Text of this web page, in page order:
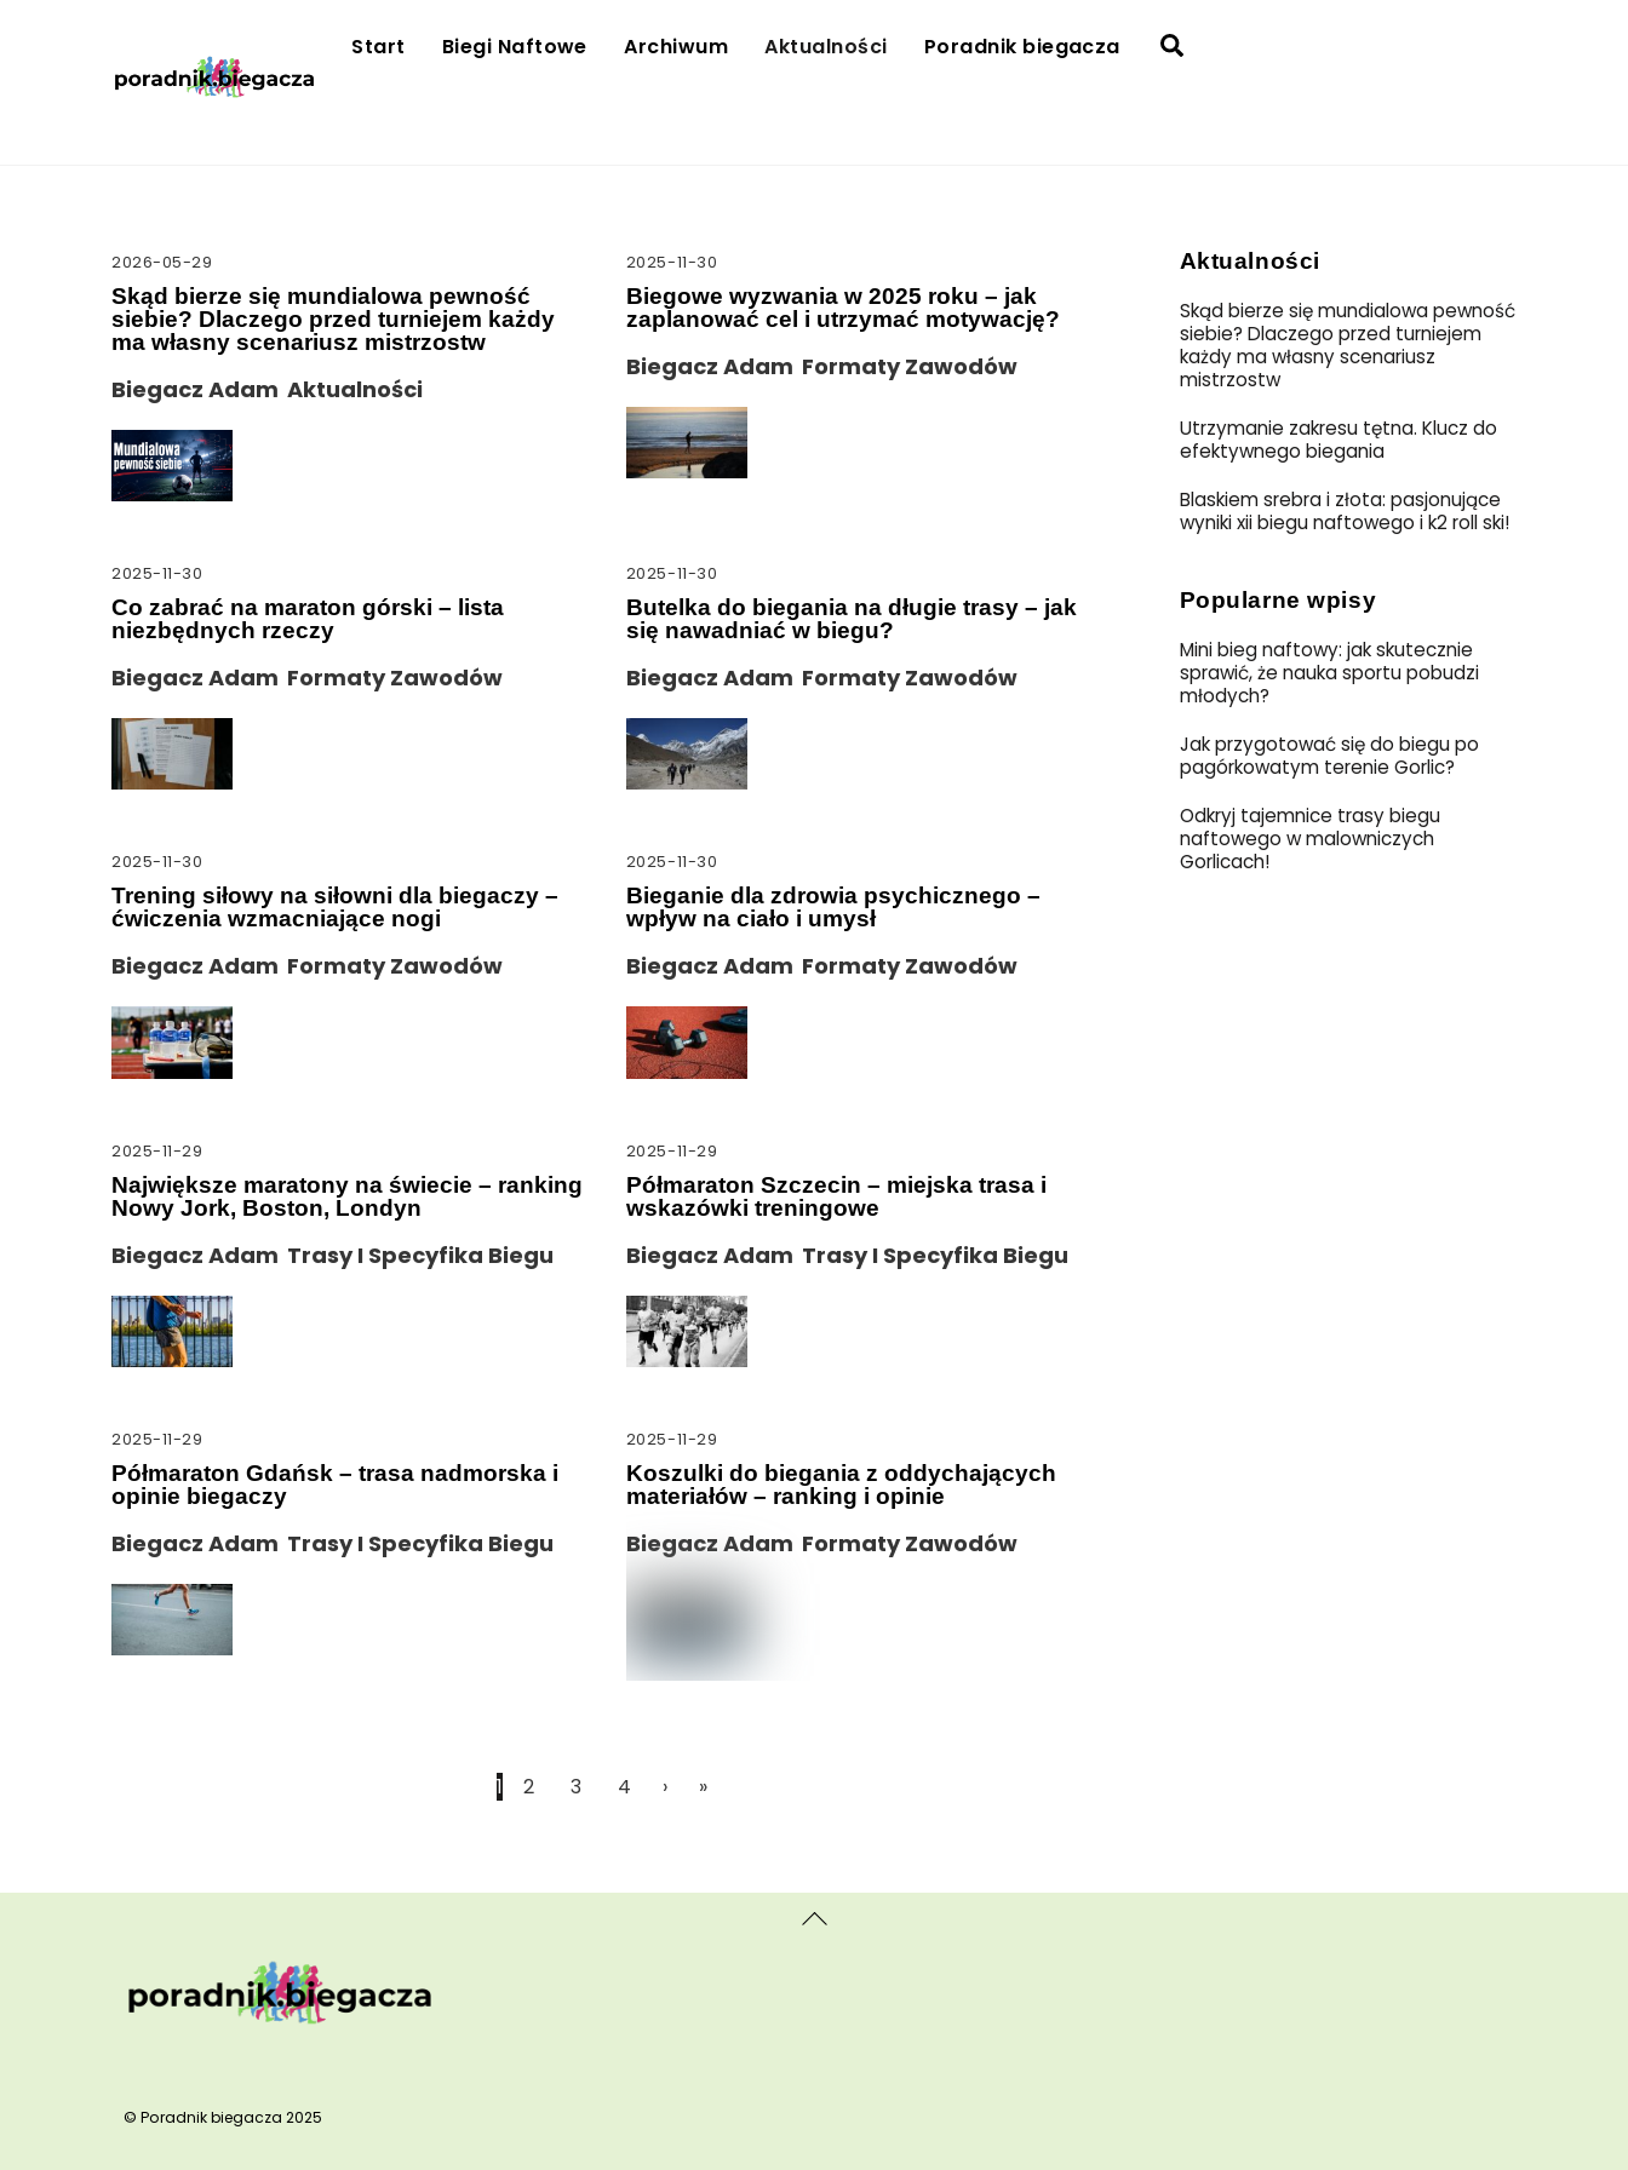
Search
Start Biegi Naftowe Archiwum Aktualności Poradnik biegacza
2026-05-29
Skąd bierze się mundialowa pewność
siebie? Dlaczego przed turniejem każdy
ma własny scenariusz mistrzostw
Biegacz Adam Aktualności
2025-11-30
Biegowe wyzwania w 2025 roku – jak
zaplanować cel i utrzymać motywację?
Biegacz Adam Formaty Zawodów
2025-11-30
Co zabrać na maraton górski – lista
niezbędnych rzeczy
Biegacz Adam Formaty Zawodów
2025-11-30
Butelka do biegania na długie trasy – jak
się nawadniać w biegu?
Biegacz Adam Formaty Zawodów
2025-11-30
Trening siłowy na siłowni dla biegaczy –
ćwiczenia wzmacniające nogi
Biegacz Adam Formaty Zawodów
2025-11-30
Bieganie dla zdrowia psychicznego –
wpływ na ciało i umysł
Biegacz Adam Formaty Zawodów
2025-11-29
Największe maratony na świecie – ranking
Nowy Jork, Boston, Londyn
Biegacz Adam Trasy I Specyfika Biegu
2025-11-29
Półmaraton Szczecin – miejska trasa i
wskazówki treningowe
Biegacz Adam Trasy I Specyfika Biegu
2025-11-29
Półmaraton Gdańsk – trasa nadmorska i
opinie biegaczy
Biegacz Adam Trasy I Specyfika Biegu
2025-11-29
Koszulki do biegania z oddychających
materiałów – ranking i opinie
Biegacz Adam Formaty Zawodów
1 2 3 4 › »
Aktualności
Skąd bierze się mundialowa pewność
siebie? Dlaczego przed turniejem
każdy ma własny scenariusz
mistrzostw
Utrzymanie zakresu tętna. Klucz do
efektywnego biegania
Blaskiem srebra i złota: pasjonujące
wyniki xii biegu naftowego i k2 roll ski!
Popularne wpisy
Mini bieg naftowy: jak skutecznie
sprawić, że nauka sportu pobudzi
młodych?
Jak przygotować się do biegu po
pagórkowatym terenie Gorlic?
Odkryj tajemnice trasy biegu
naftowego w malowniczych
Gorlicach!
Back
© Poradnik biegacza 2025